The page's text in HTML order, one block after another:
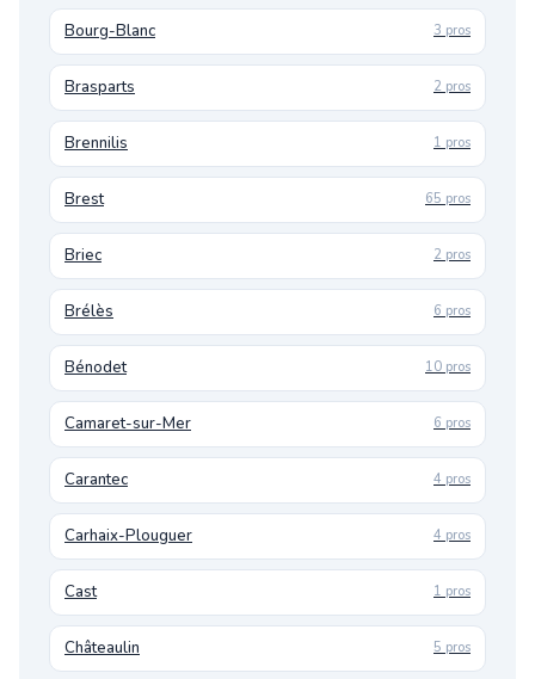
Bourg-Blanc 3 pros
Brasparts 2 pros
Brennilis 1 pros
Brest 65 pros
Briec 2 pros
Brélès 6 pros
Bénodet 10 pros
Camaret-sur-Mer 6 pros
Carantec 4 pros
Carhaix-Plouguer 4 pros
Cast 1 pros
Châteaulin 5 pros